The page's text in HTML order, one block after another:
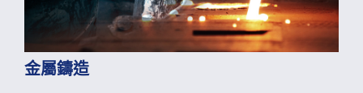
金屬鑄造